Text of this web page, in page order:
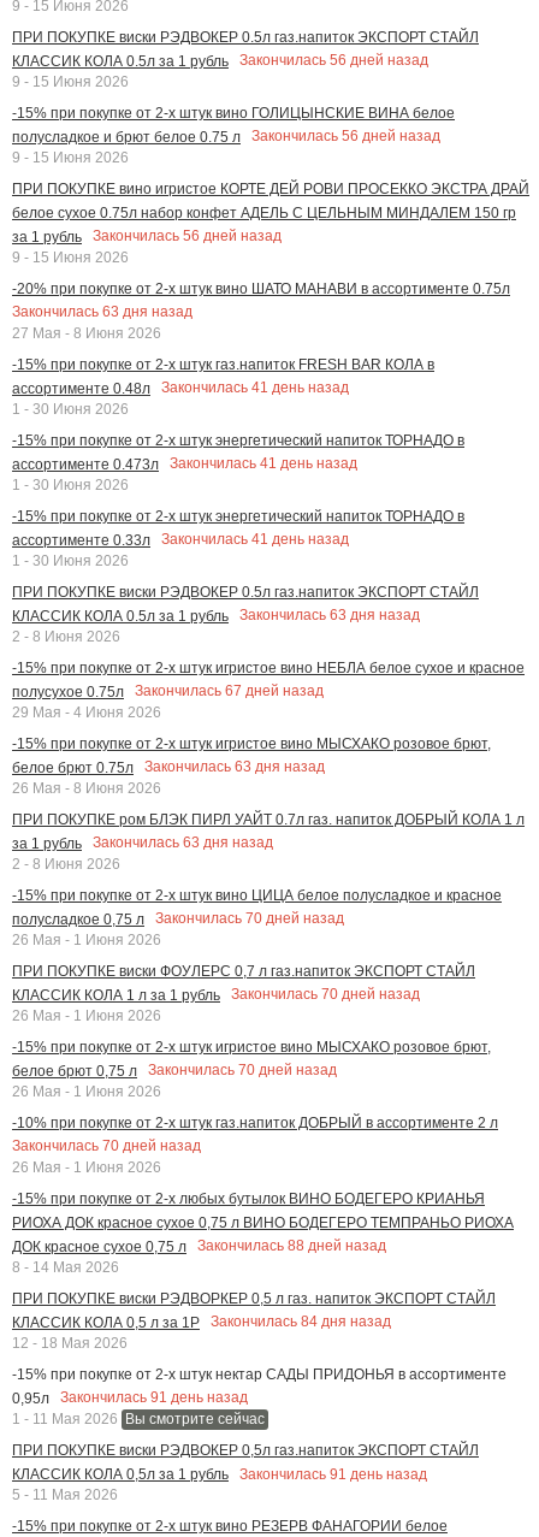
9 - 15 Июня 2026
ПРИ ПОКУПКЕ виски РЭДВОКЕР 0.5л газ.напиток ЭКСПОРТ СТАЙЛ
КЛАССИК КОЛА 0.5л за 1 рубль
Закончилась 56 дней назад
9 - 15 Июня 2026
-15% при покупке от 2-х штук вино ГОЛИЦЫНСКИЕ ВИНА белое
полусладкое и брют белое 0.75 л
Закончилась 56 дней назад
9 - 15 Июня 2026
ПРИ ПОКУПКЕ вино игристое КОРТЕ ДЕЙ РОВИ ПРОСЕККО ЭКСТРА ДРАЙ
белое сухое 0.75л набор конфет АДЕЛЬ С ЦЕЛЬНЫМ МИНДАЛЕМ 150 гр
за 1 рубль
Закончилась 56 дней назад
9 - 15 Июня 2026
-20% при покупке от 2-х штук вино ШАТО МАНАВИ в ассортименте 0.75л
Закончилась 63 дня назад
27 Мая - 8 Июня 2026
-15% при покупке от 2-х штук газ.напиток FRESH BAR КОЛА в
ассортименте 0.48л
Закончилась 41 день назад
1 - 30 Июня 2026
-15% при покупке от 2-х штук энергетический напиток ТОРНАДО в
ассортименте 0.473л
Закончилась 41 день назад
1 - 30 Июня 2026
-15% при покупке от 2-х штук энергетический напиток ТОРНАДО в
ассортименте 0.33л
Закончилась 41 день назад
1 - 30 Июня 2026
ПРИ ПОКУПКЕ виски РЭДВОКЕР 0.5л газ.напиток ЭКСПОРТ СТАЙЛ
КЛАССИК КОЛА 0.5л за 1 рубль
Закончилась 63 дня назад
2 - 8 Июня 2026
-15% при покупке от 2-х штук игристое вино НЕБЛА белое сухое и красное
полусухое 0.75л
Закончилась 67 дней назад
29 Мая - 4 Июня 2026
-15% при покупке от 2-х штук игристое вино МЫСХАКО розовое брют,
белое брют 0.75л
Закончилась 63 дня назад
26 Мая - 8 Июня 2026
ПРИ ПОКУПКЕ ром БЛЭК ПИРЛ УАЙТ 0.7л газ. напиток ДОБРЫЙ КОЛА 1 л
за 1 рубль
Закончилась 63 дня назад
2 - 8 Июня 2026
-15% при покупке от 2-х штук вино ЦИЦА белое полусладкое и красное
полусладкое 0,75 л
Закончилась 70 дней назад
26 Мая - 1 Июня 2026
ПРИ ПОКУПКЕ виски ФОУЛЕРС 0,7 л газ.напиток ЭКСПОРТ СТАЙЛ
КЛАССИК КОЛА 1 л за 1 рубль
Закончилась 70 дней назад
26 Мая - 1 Июня 2026
-15% при покупке от 2-х штук игристое вино МЫСХАКО розовое брют,
белое брют 0,75 л
Закончилась 70 дней назад
26 Мая - 1 Июня 2026
-10% при покупке от 2-х штук газ.напиток ДОБРЫЙ в ассортименте 2 л
Закончилась 70 дней назад
26 Мая - 1 Июня 2026
-15% при покупке от 2-х любых бутылок ВИНО БОДЕГЕРО КРИАНЬЯ
РИОХА ДОК красное сухое 0,75 л ВИНО БОДЕГЕРО ТЕМПРАНЬО РИОХА
ДОК красное сухое 0,75 л
Закончилась 88 дней назад
8 - 14 Мая 2026
ПРИ ПОКУПКЕ виски РЭДВОРКЕР 0,5 л газ. напиток ЭКСПОРТ СТАЙЛ
КЛАССИК КОЛА 0,5 л за 1Р
Закончилась 84 дня назад
12 - 18 Мая 2026
-15% при покупке от 2-х штук нектар САДЫ ПРИДОНЬЯ в ассортименте
0,95л
Закончилась 91 день назад
1 - 11 Мая 2026
Вы смотрите сейчас
ПРИ ПОКУПКЕ виски РЭДВОКЕР 0,5л газ.напиток ЭКСПОРТ СТАЙЛ
КЛАССИК КОЛА 0,5л за 1 рубль
Закончилась 91 день назад
5 - 11 Мая 2026
-15% при покупке от 2-х штук вино РЕЗЕРВ ФАНАГОРИИ белое